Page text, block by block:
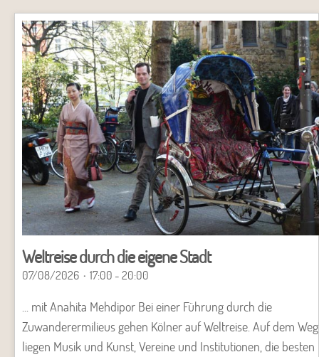
Weltreise durch die eigene Stadt
07/08/2026 17:00 - 20:00
... mit Anahita Mehdipor Bei einer Führung durch die
Zuwanderermilieus gehen Kölner auf Weltreise. Auf dem Weg
liegen Musik und Kunst, Vereine und Institutionen, die besten